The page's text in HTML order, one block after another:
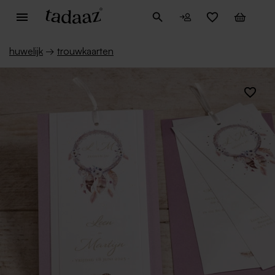
huwelijk → trouwkaarten